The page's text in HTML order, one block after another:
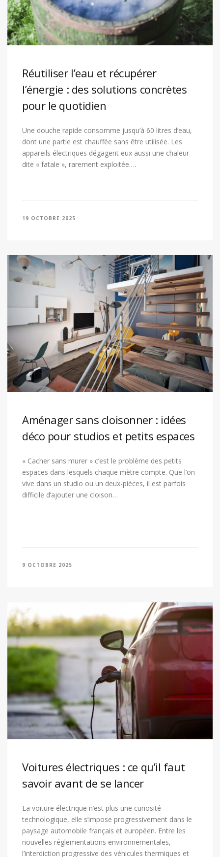
Réutiliser l’eau et récupérer
l’énergie : des solutions concrètes
pour le quotidien
Une douche rapide consomme jusqu’à 60 litres d’eau,
dont une partie est chauffée sans être utilisée. Les
appareils électriques dégagent eux aussi une chaleur
dite « fatale », rarement exploitée….
19 OCTOBRE 2025
Aménager sans cloisonner : idées
déco pour studios et petits espaces
« Cacher sans murer » c’est le problème des petits
espaces dans lesquels chaque mètre compte. Que l’on
vive dans un studio ou un deux-pièces, il est parfois
difficile d’ajouter une cloison…
9 OCTOBRE 2025
Voitures électriques : ce qu’il faut
savoir avant de se lancer
La voiture électrique n’est plus une curiosité
technologique, elle s’impose progressivement dans le
paysage automobile français et européen. Entre les
nouvelles réglementations environnementales,
l’interdiction progressive des véhicules thermiques et